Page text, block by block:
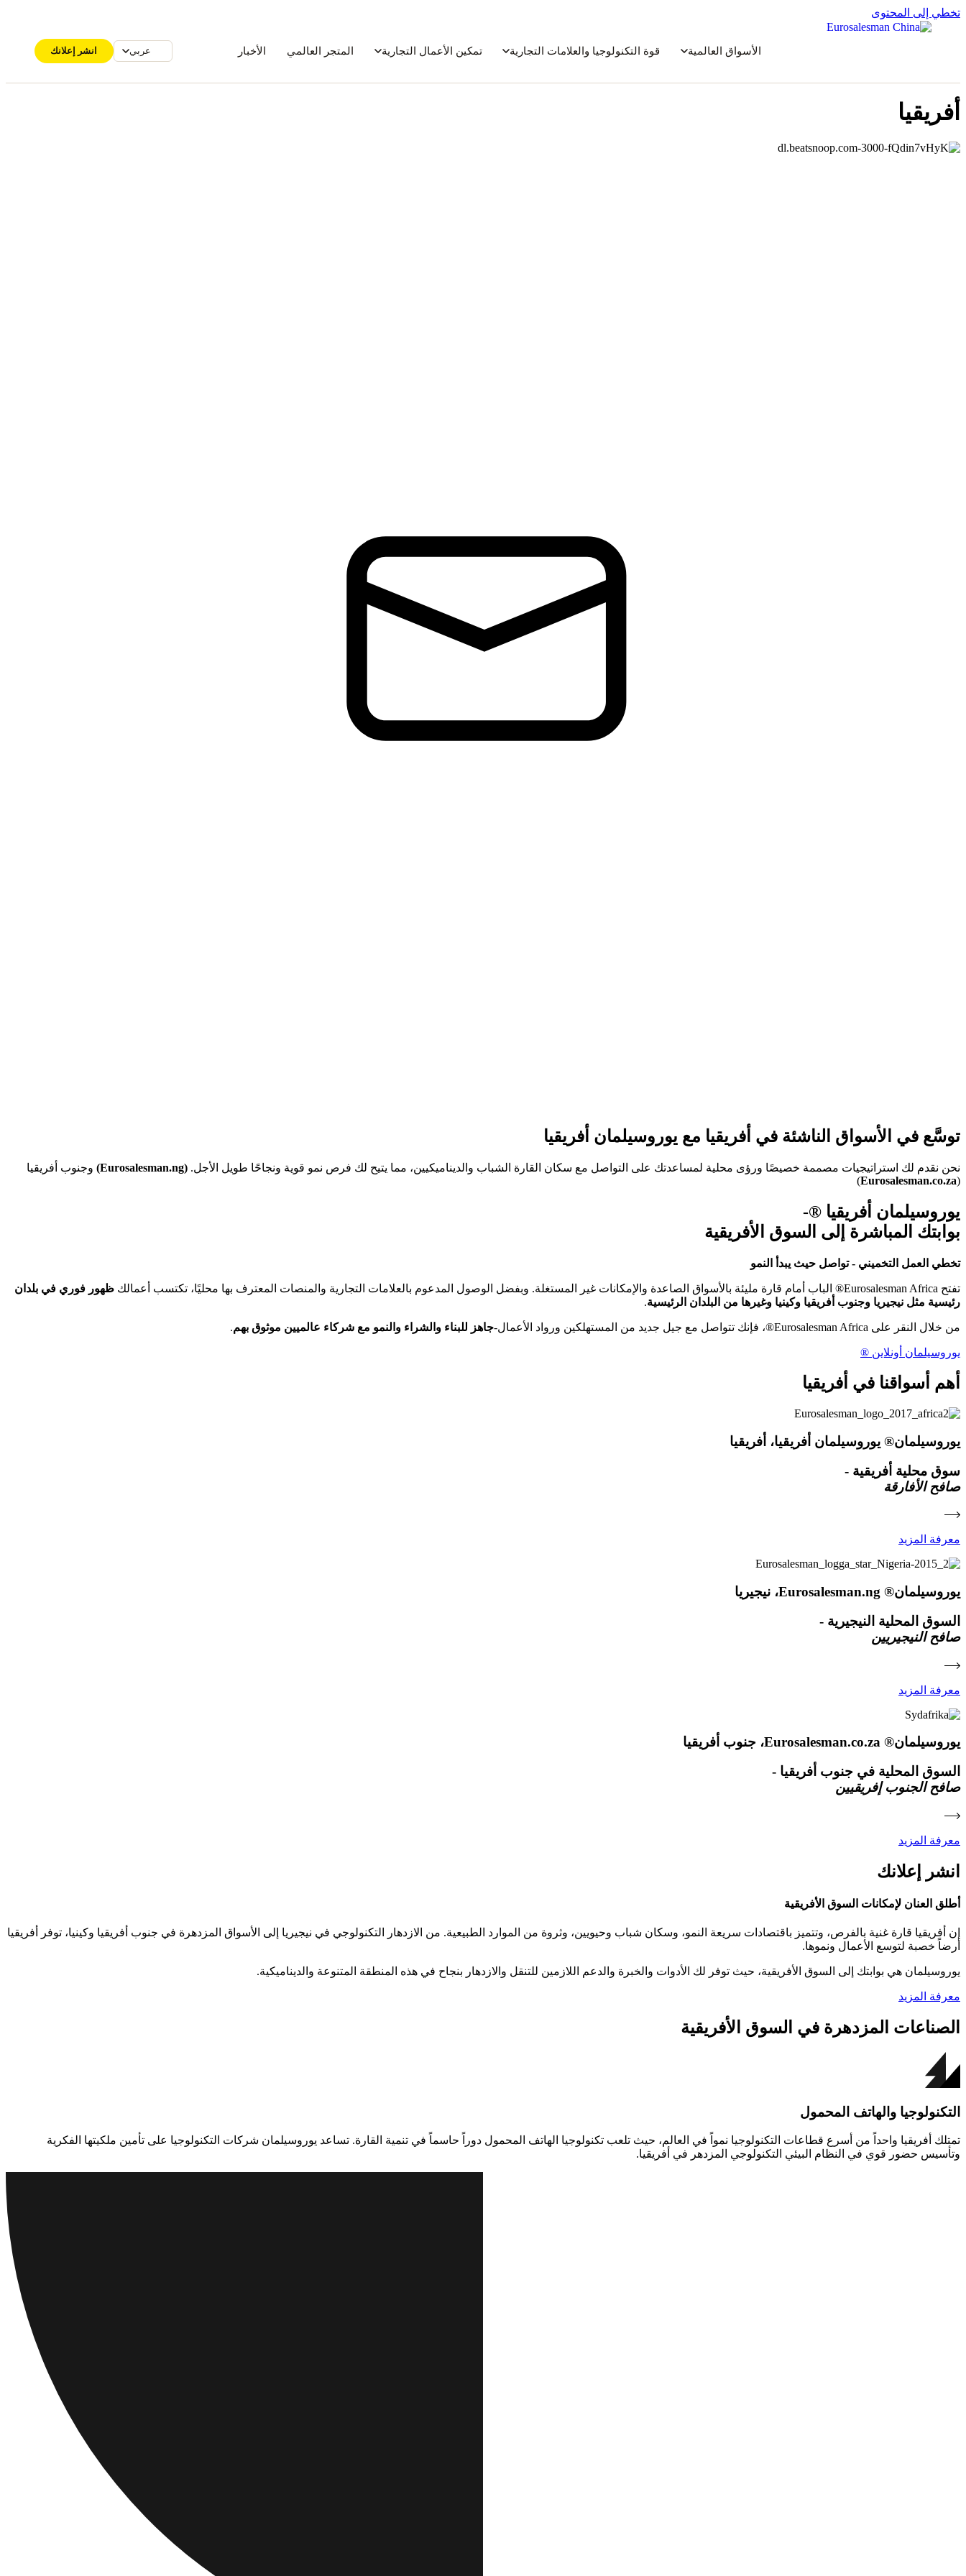
تخطي إلى المحتوى
الأسواق العالمية قوة التكنولوجيا والعلامات التجارية تمكين الأعمال التجارية المتجر العالمي الأخبار عربي انشر إعلانك
أفريقيا
توسَّع في الأسواق الناشئة في أفريقيا مع يوروسيلمان أفريقيا
نحن نقدم لك استراتيجيات مصممة خصيصًا ورؤى محلية لمساعدتك على التواصل مع سكان القارة الشباب والديناميكيين، مما يتيح لك فرص نمو قوية ونجاحًا طويل الأجل. (Eurosalesman.ng)
وجنوب أفريقيا
(
Eurosalesman.co.za
)
يوروسيلمان أفريقيا ®-
بوابتك المباشرة إلى السوق الأفريقية
تخطي العمل التخميني - تواصل حيث يبدأ النمو
تفتح Eurosalesman Africa® الباب أمام قارة مليئة بالأسواق الصاعدة والإمكانات غير المستغلة. وبفضل الوصول المدعوم بالعلامات التجارية والمنصات المعترف بها محليًا، تكتسب أعمالك
ظهور فوري في بلدان
رئيسية مثل نيجيريا وجنوب أفريقيا وكينيا وغيرها من البلدان الرئيسية.
من خلال النقر على Eurosalesman Africa®، فإنك تتواصل مع جيل جديد من المستهلكين ورواد الأعمال- جاهز للبناء والشراء والنمو مع شركاء عالميين موثوق بهم.
يوروسيلمان أونلاين ®
أهم أسواقنا في أفريقيا
يوروسيلمان® يوروسيلمان أفريقيا، أفريقيا
سوق محلية أفريقية -
صافح الأفارقة
معرفة المزيد
يوروسيلمان® Eurosalesman.ng، نيجيريا
السوق المحلية النيجيرية -
صافح النيجيريين
معرفة المزيد
يوروسيلمان® Eurosalesman.co.za، جنوب أفريقيا
السوق المحلية في جنوب أفريقيا -
صافح الجنوب إفريقيين
معرفة المزيد
انشر إعلانك
أطلق العنان لإمكانات السوق الأفريقية
إن أفريقيا قارة غنية بالفرص، وتتميز باقتصادات سريعة النمو، وسكان شباب وحيويين، وثروة من الموارد الطبيعية. من الازدهار التكنولوجي في نيجيريا إلى الأسواق المزدهرة في جنوب أفريقيا وكينيا، توفر أفريقيا
أرضاً خصبة لتوسع الأعمال ونموها.
يوروسيلمان هي بوابتك إلى السوق الأفريقية، حيث توفر لك الأدوات والخبرة والدعم اللازمين للتنقل والازدهار بنجاح في هذه المنطقة المتنوعة والديناميكية.
معرفة المزيد
الصناعات المزدهرة في السوق الأفريقية
التكنولوجيا والهاتف المحمول
تمتلك أفريقيا واحداً من أسرع قطاعات التكنولوجيا نمواً في العالم، حيث تلعب تكنولوجيا الهاتف المحمول دوراً حاسماً في تنمية القارة. تساعد يوروسيلمان شركات التكنولوجيا على تأمين ملكيتها الفكرية
وتأسيس حضور قوي في النظام البيئي التكنولوجي المزدهر في أفريقيا.